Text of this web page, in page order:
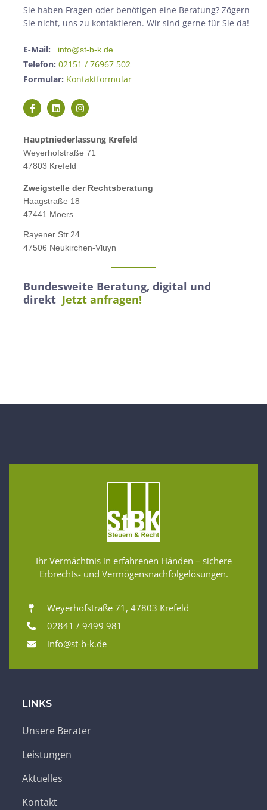
Sie haben Fragen oder benötigen eine Beratung? Zögern
Sie nicht, uns zu kontaktieren. Wir sind gerne für Sie da!
E-Mail: info@st-b-k.de
Telefon: 02151 / 76967 502
Formular: Kontaktformular
Hauptniederlassung Krefeld
Weyerhofstraße 71
47803 Krefeld
Zweigstelle der Rechtsberatung
Haagstraße 18
47441 Moers
Rayener Str.24
47506 Neukirchen-Vluyn
Bundesweite Beratung, digital und
direkt Jetzt anfragen!
Ihr Vermächtnis in erfahrenen Händen – sichere
Erbrechts- und Vermögensnachfolgelösungen.
Weyerhofstraße 71, 47803 Krefeld
02841 / 9499 981
info@st-b-k.de
LINKS
Unsere Berater
Leistungen
Aktuelles
Kontakt